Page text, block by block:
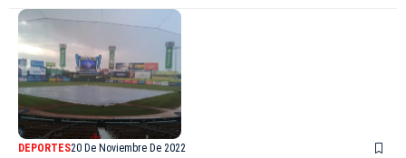
DEPORTES20 De Noviembre De 2022